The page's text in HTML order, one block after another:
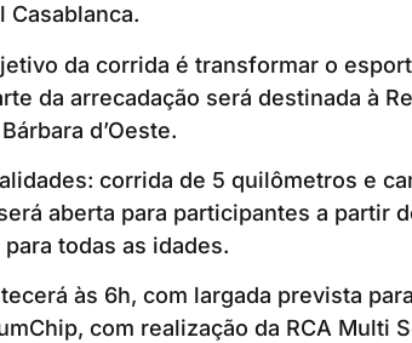
Casablanca.
da corrida é transformar o
da arrecadação será destinada à
d’Oeste.
corrida de 5 quilômetros e
aberta para participantes a partir
todas as idades.
às 6h, com largada prevista
com realização da RCA Multi